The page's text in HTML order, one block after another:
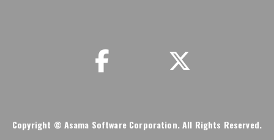
Copyright © Asama Software Corporation. All Rights Reserved.